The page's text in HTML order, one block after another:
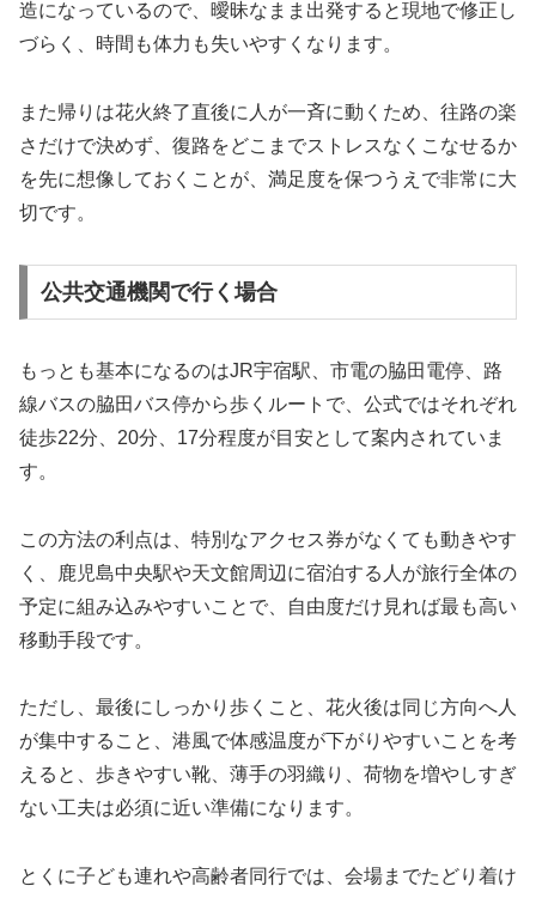
造になっているので、曖昧なまま出発すると現地で修正し
づらく、時間も体力も失いやすくなります。
また帰りは花火終了直後に人が一斉に動くため、往路の楽
さだけで決めず、復路をどこまでストレスなくこなせるか
を先に想像しておくことが、満足度を保つうえで非常に大
切です。
公共交通機関で行く場合
もっとも基本になるのはJR宇宿駅、市電の脇田電停、路
線バスの脇田バス停から歩くルートで、公式ではそれぞれ
徒歩22分、20分、17分程度が目安として案内されていま
す。
この方法の利点は、特別なアクセス券がなくても動きやす
く、鹿児島中央駅や天文館周辺に宿泊する人が旅行全体の
予定に組み込みやすいことで、自由度だけ見れば最も高い
移動手段です。
ただし、最後にしっかり歩くこと、花火後は同じ方向へ人
が集中すること、港風で体感温度が下がりやすいことを考
えると、歩きやすい靴、薄手の羽織り、荷物を増やしすぎ
ない工夫は必須に近い準備になります。
とくに子ども連れや高齢者同行では、会場までたどり着け